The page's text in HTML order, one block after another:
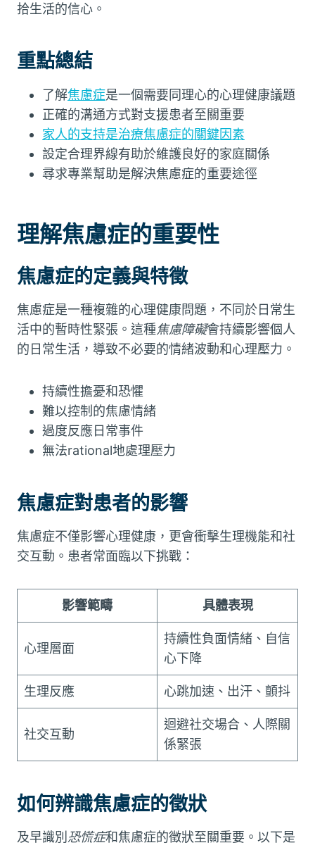
拾生活的信心。
重點總結
了解焦慮症是一個需要同理心的心理健康議題
正確的溝通方式對支援患者至關重要
家人的支持是治療焦慮症的關鍵因素
設定合理界線有助於維護良好的家庭關係
尋求專業幫助是解決焦慮症的重要途徑
理解焦慮症的重要性
焦慮症的定義與特徵
焦慮症是一種複雜的心理健康問題，不同於日常生
活中的暫時性緊張。這種焦慮障礙會持續影響個人
的日常生活，導致不必要的情緒波動和心理壓力。
持續性擔憂和恐懼
難以控制的焦慮情緒
過度反應日常事件
無法rational地處理壓力
焦慮症對患者的影響
焦慮症不僅影響心理健康，更會衝擊生理機能和社
交互動。患者常面臨以下挑戰：
影響範疇 具體表現
心理層面
持續性負面情緒、自信
心下降
生理反應 心跳加速、出汗、顫抖
社交互動
迴避社交場合、人際關
係緊張
如何辨識焦慮症的徵狀
及早識別 恐慌症和焦慮症的徵狀至關重要。以下是